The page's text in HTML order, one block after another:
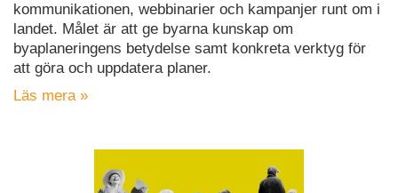
kommunikationen, webbinarier och kampanjer runt om i
landet. Målet är att ge byarna kunskap om
byaplaneringens betydelse samt konkreta verktyg för
att göra och uppdatera planer.
Läs mera »